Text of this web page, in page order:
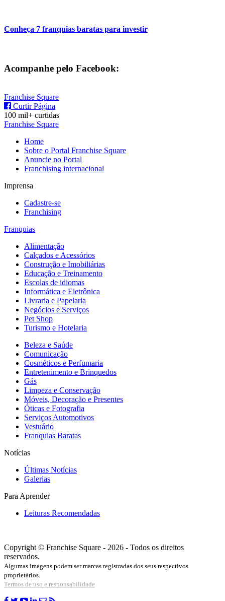
Conheça 7 franquias baratas para investir
Acompanhe pelo Facebook:
Franchise Square
Curtir Página
100 mil+ curtidas
Franchise Square
Home
Sobre o Portal Franchise Square
Anuncie no Portal
Franchising internacional
Imprensa
Cadastre-se
Franchising
Franquias
Alimentação
Calçados e Acessórios
Construção e Imobiliárias
Educação e Treinamento
Escolas de idiomas
Informática e Eletrônica
Livraria e Papelaria
Negócios e Serviços
Pet Shop
Turismo e Hotelaria
Beleza e Saúde
Comunicação
Cosméticos e Perfumaria
Entretenimento e Brinquedos
Gás
Limpeza e Conservação
Móveis, Decoração e Presentes
Óticas e Fotografia
Serviços Automotivos
Vestuário
Franquias Baratas
Notícias
Últimas Notícias
Galerias
Para Aprender
Leituras Recomendadas
Copyright © Franchise Square - 2026 - Todos os direitos
reservados.
Algumas imagens podem ser marcas registradas dos seus respectivos
proprietários.
Termos de uso e responsabilidade